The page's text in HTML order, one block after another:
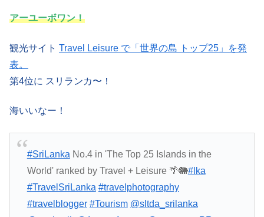
アーユーボワン！
観光サイト Travel Leisure で「世界の島 トップ25」を発
表。
第4位に スリランカ〜！
海いいなー！
#SriLanka No.4 in 'The Top 25 Islands in the
World' ranked by Travel + Leisure 🌴🐘#lka
#TravelSriLanka #travelphotography
#travelblogger #Tourism @sltda_srilanka